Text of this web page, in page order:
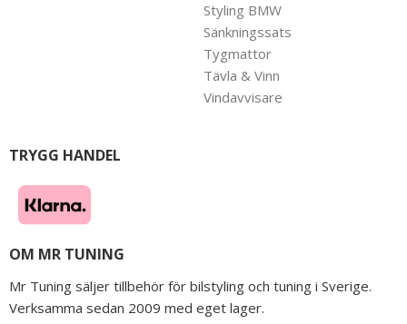
Styling BMW
Sänkningssats
Tygmattor
Tävla & Vinn
Vindavvisare
TRYGG HANDEL
OM MR TUNING
Mr Tuning säljer tillbehör för bilstyling och tuning i Sverige.
Verksamma sedan 2009 med eget lager.